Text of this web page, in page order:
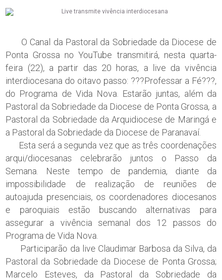
O Canal da Pastoral da Sobriedade da Diocese de
Ponta Grossa no YouTube transmitirá, nesta quarta-
feira (22), a partir das 20 horas, a live da vivência
interdiocesana do oitavo passo: ???Professar a Fé???,
do Programa de Vida Nova. Estarão juntas, além da
Pastoral da Sobriedade da Diocese de Ponta Grossa, a
Pastoral da Sobriedade da Arquidiocese de Maringá e
a Pastoral da Sobriedade da Diocese de Paranavaí.
Esta será a segunda vez que as três coordenações
arqui/diocesanas celebrarão juntos o Passo da
Semana. Neste tempo de pandemia, diante da
impossibilidade de realização de reuniões de
autoajuda presenciais, os coordenadores diocesanos
e paroquiais estão buscando alternativas para
assegurar a vivência semanal dos 12 passos do
Programa de Vida Nova.
Participarão da live Claudimar Barbosa da Silva, da
Pastoral da Sobriedade da Diocese de Ponta Grossa;
Marcelo Esteves, da Pastoral da Sobriedade da